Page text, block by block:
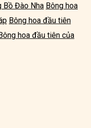
Bồ Đào Nha Bông hoa
Bông hoa đầu tiên
hoa đầu tiên của